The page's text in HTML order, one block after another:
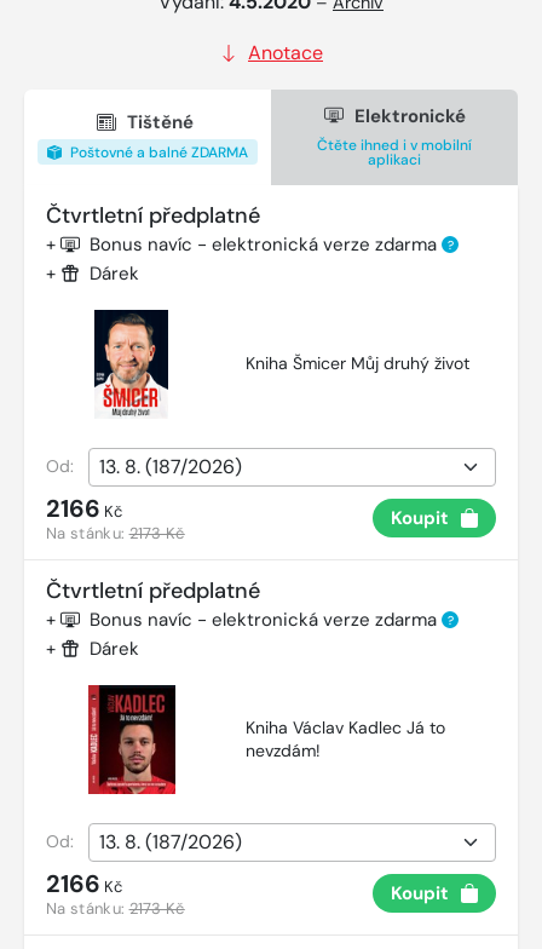
Anotace
Tištěné
Poštovné a balné ZDARMA
Elektronické
Čtěte ihned i v mobilní
aplikaci
Čtvrtletní předplatné
+ Bonus navíc - elektronická verze zdarma ?
+ Dárek
Kniha Šmicer Můj druhý život
Od:
2166 Kč
Na stánku:2173 Kč
Koupit
Čtvrtletní předplatné
+ Bonus navíc - elektronická verze zdarma ?
+ Dárek
Kniha Václav Kadlec Já to
nevzdám!
Od:
2166 Kč
Na stánku:2173 Kč
Koupit